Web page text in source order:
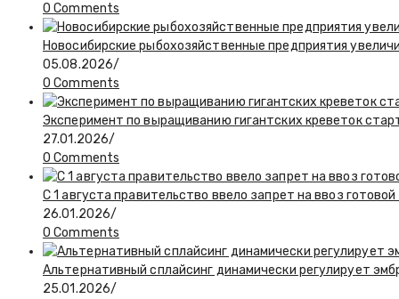
0 Comments
Новосибирские рыбохозяйственные предприятия
05.08.2026/
0 Comments
Эксперимент по выращиванию гигантских креветок
27.01.2026/
0 Comments
С 1 августа правительство ввело запрет на ввоз
26.01.2026/
0 Comments
Альтернативный сплайсинг динамически регулирует
25.01.2026/